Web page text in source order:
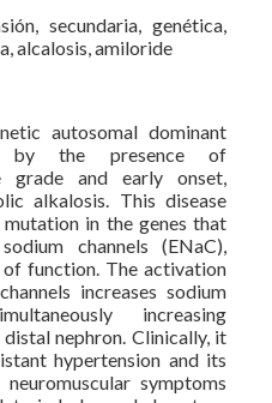
secundaria, genética,
alcalosis, amiloride
autosomal dominant
by the presence of
grade and early onset,
alkalosis. This disease
in the genes that
channels (ENaC),
function. The activation
increases sodium
increasing
nephron. Clinically, it
hypertension and its
symptoms